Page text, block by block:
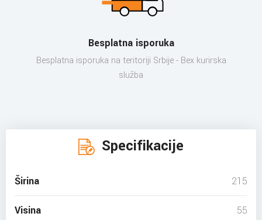
Besplatna isporuka
Besplatna isporuka na teritoriji Srbije - Bex kurirska
služba
Specifikacije
Širina 215
Visina 55